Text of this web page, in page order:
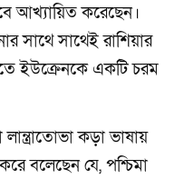
আখ্যায়িত করেছেন।
সাথে সাথেই রাশিয়ার
ইউক্রেনকে একটি চরম
কড়া ভাষায়
বলেছেন যে, পশ্চিমা